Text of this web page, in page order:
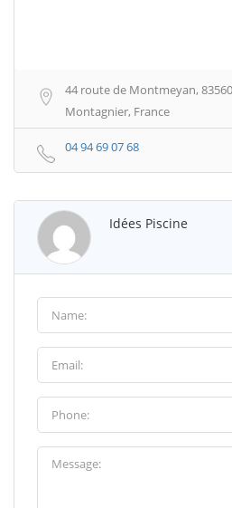
44 route de Montmeyan,
Montagnier, France
04 94 69 07 68
Idées Piscine